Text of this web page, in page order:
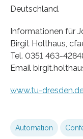
Deutschland.
Informationen für
Birgit Holthaus,
Tel. 0351 463-
Email
www.tu-
Automation